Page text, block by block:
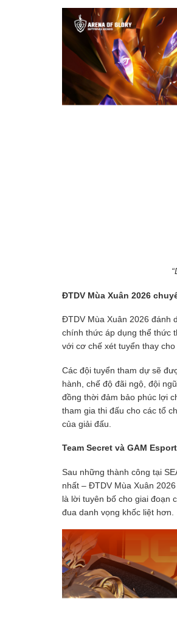
ĐTDV Mùa Xuân 2026
ĐTDV Mùa Xuân 2026 đánh
chính thức áp dụng thể thức
với cơ chế xét tuyển thay
Các đội tuyển tham dự sẽ
hành, chế độ đãi ngộ, đội
đồng thời đảm bảo phúc lợi
tham gia thi đấu cho các tổ
của giải đấu.
Team Secret và GAM
Sau những thành công tại
nhất – ĐTDV Mùa Xuân
là lời tuyên bố cho giai đoạn
đua danh vọng khốc liệt hơn.